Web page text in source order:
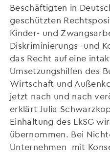
Beschäftigten in
geschützten
Kinder- und
Diskriminierungs- und
das Recht auf eine
Umsetzungshilfen des
Wirtschaft und
jetzt nach und nach
erklärt Julia
Einhaltung des LkSG
übernommen. Bei
Unternehmen mit